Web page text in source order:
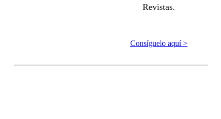
Revistas.
Consíguelo aquí >